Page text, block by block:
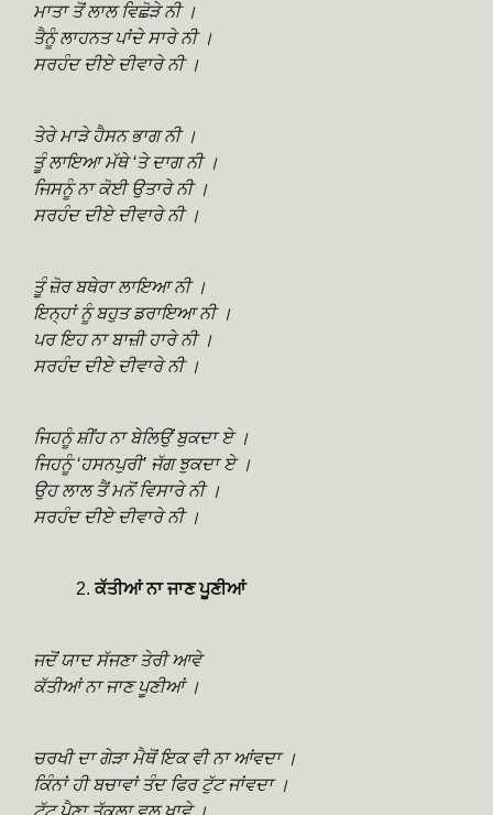
ਮਾਤਾ ਤੋਂ ਲਾਲ ਵਿਛੋੜੇ ਨੀ ।
ਤੈਨੂੰ ਲਾਹਨਤ ਪਾਂਦੇ ਸਾਰੇ ਨੀ ।
ਸਰਹੰਦ ਦੀਏ ਦੀਵਾਰੇ ਨੀ ।
ਤੇਰੇ ਮਾੜੇ ਹੈਸਨ ਭਾਗ ਨੀ ।
ਤੂੰ ਲਾਇਆ ਮੱਥੇ ‘ਤੇ ਦਾਗ ਨੀ ।
ਜਿਸਨੂੰ ਨਾ ਕੋਈ ਉਤਾਰੇ ਨੀ ।
ਸਰਹੰਦ ਦੀਏ ਦੀਵਾਰੇ ਨੀ ।
ਤੂੰ ਜ਼ੋਰ ਬਥੇਰਾ ਲਾਇਆ ਨੀ ।
ਇਨ੍ਹਾਂ ਨੂੰ ਬਹੁਤ ਡਰਾਇਆ ਨੀ ।
ਪਰ ਇਹ ਨਾ ਬਾਜ਼ੀ ਹਾਰੇ ਨੀ ।
ਸਰਹੰਦ ਦੀਏ ਦੀਵਾਰੇ ਨੀ ।
ਜਿਹਨੂੰ ਸ਼ੀਂਹ ਨਾ ਬੇਲਿਉਂ ਬੁਕਦਾ ਏ ।
ਜਿਹਨੂੰ ‘ਹਸਨਪੁਰੀ’ ਜੱਗ ਝੁਕਦਾ ਏ ।
ਉਹ ਲਾਲ ਤੈਂ ਮਨੋਂ ਵਿਸਾਰੇ ਨੀ ।
ਸਰਹੰਦ ਦੀਏ ਦੀਵਾਰੇ ਨੀ ।
ਕੱਤੀਆਂ ਨਾ ਜਾਣ ਪੂਣੀਆਂ
ਜਦੋਂ ਯਾਦ ਸੱਜਣਾ ਤੇਰੀ ਆਵੇ
ਕੱਤੀਆਂ ਨਾ ਜਾਣ ਪੂਣੀਆਂ ।
ਚਰਖੀ ਦਾ ਗੇੜਾ ਮੈਥੋਂ ਇਕ ਵੀ ਨਾ ਆਂਵਦਾ ।
ਕਿੰਨਾਂ ਹੀ ਬਚਾਵਾਂ ਤੰਦ ਫਿਰ ਟੁੱਟ ਜਾਂਵਦਾ ।
ਟੁੱਟ ਪੈਣਾ ਤੱਕਲਾ ਵਲ ਖਾਵੇ ।